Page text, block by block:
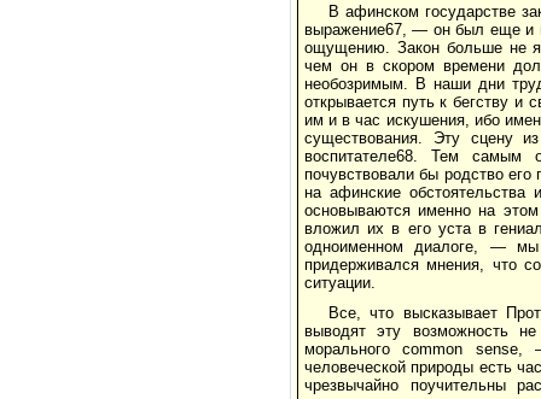
В афинском государстве
выражение67, — он был еще и
ощущению. Закон больше не
чем он в скором времени
необозримым. В наши дни
открывается путь к бегству и
им и в час искушения, ибо
существования. Эту сцену
воспитателе68. Тем самым
почувствовали бы родство
на афинские обстоятельства
основываются именно на
вложил их в его уста в
одноименном диалоге, —
придерживался мнения, что
ситуации.
Все, что высказывает
выводят эту возможность
морального common
человеческой природы есть
чрезвычайно поучительны